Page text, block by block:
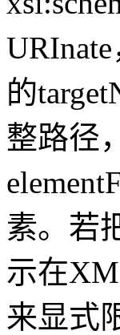
的
整路径
素。若
示在
来显式